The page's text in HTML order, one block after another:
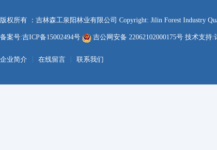
版权所有 ：吉林森工泉阳林业有限公司 Copyright: Jilin Forest Industry
备案号:吉ICP备15002494号 吉公网安备 22062102000175号 技术支持:
企业简介 在线留言 联系我们